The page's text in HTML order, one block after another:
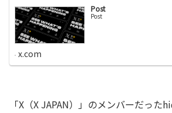
Post
Post
x.com
「X（X JAPAN）」のメンバーだった